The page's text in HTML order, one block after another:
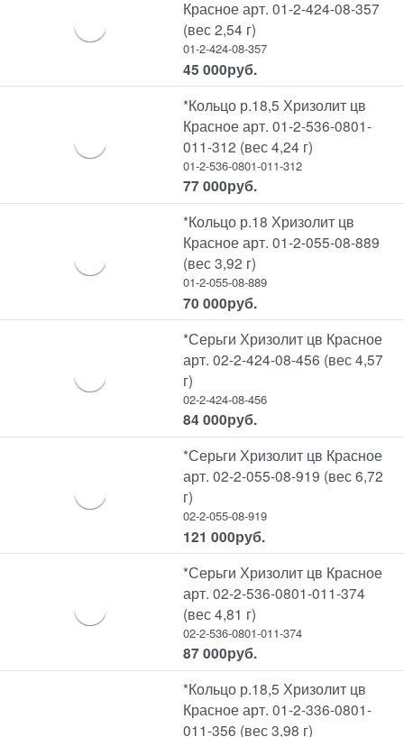
Красное арт. 01-2-424-08-357
(вес 2,54 г)
01-2-424-08-357
45 000руб.
*Кольцо р.18,5 Хризолит цв
Красное арт. 01-2-536-0801-
011-312 (вес 4,24 г)
01-2-536-0801-011-312
77 000руб.
*Кольцо р.18 Хризолит цв
Красное арт. 01-2-055-08-889
(вес 3,92 г)
01-2-055-08-889
70 000руб.
*Серьги Хризолит цв Красное
арт. 02-2-424-08-456 (вес 4,57
г)
02-2-424-08-456
84 000руб.
*Серьги Хризолит цв Красное
арт. 02-2-055-08-919 (вес 6,72
г)
02-2-055-08-919
121 000руб.
*Серьги Хризолит цв Красное
арт. 02-2-536-0801-011-374
(вес 4,81 г)
02-2-536-0801-011-374
87 000руб.
*Кольцо р.18,5 Хризолит цв
Красное арт. 01-2-336-0801-
011-356 (вес 3,98 г)